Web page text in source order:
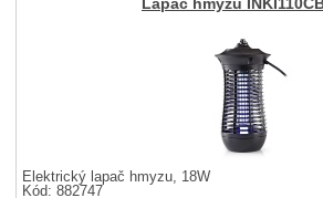
Lapač hmyzu
Elektrický lapač hmyzu, 18W
Kód: 882747